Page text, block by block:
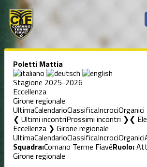
Poletti Mattia
Stagione 2025-2026
Eccellenza
Girone regionale
UltimaCalendarioClassificaIncrociOrganici
❮ Ultimi incontriProssimi incontri ❯
Eccellenza ❯ Girone regionale
UltimaCalendarioClassificaIncrociOrganici
Squadra:Comano Terme FiavéRuolo:
Girone regionale